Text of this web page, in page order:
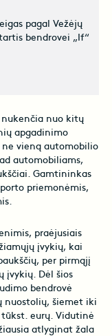
pagal Vežėjų
bendrovei „If“
nuo kitų
apgadinimo
vieną automobilio
automobiliams,
Gamtininkas
priemonėmis,
praėjusiais
įvykių, kai
per pirmąjį
įvykių. Dėl šios
bendrovė
nuostolių, šiemet iki
tūkst. eurų. Vidutinė
atlyginat žala